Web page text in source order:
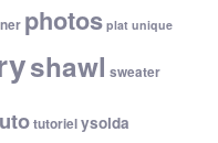
photos plat unique
shawl sweater
tutorielysolda